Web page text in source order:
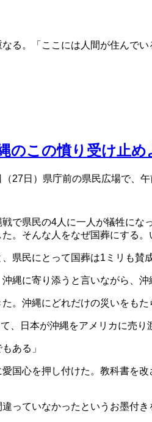
る。「ここには人間が住んでい
のこの憤り受け止め
27日）県庁前の県民広場で、
で県民の4人に一人が犠牲に
。そんな人をなぜ国葬にする。
県民にとって国葬は1ミリも賛
縄に寄り添うと言いながら、
。沖縄にどれだけの災いをもた
、日本が沖縄をアメリカに売り
ある」
国心を押し付けた。教科書を
っていなかったというお墨付き